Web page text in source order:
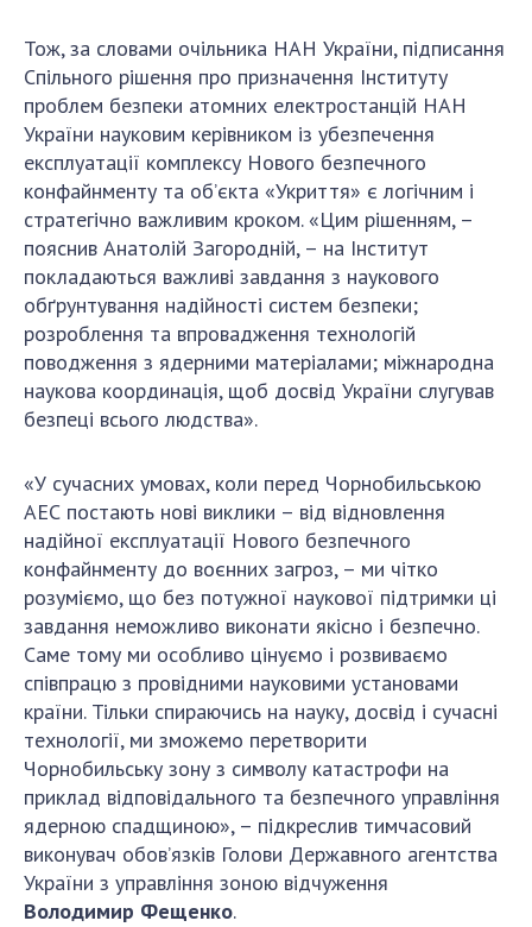
НОВИНИ
ЗАСІДАННЯ ПРЕЗИДІЇ НАН УКРАЇНИ
НАУКОВІ ВИДАННЯ
МЕДІА ПРО НАС
АКАДЕМІЯ КОМЕНТУЄ
КОНТАКТИ
ПРОФСПІЛКА НАН УКРАЇНИ
КАБІНЕТ
Тож, за словами очільника НАН України, підписання
Спільного рішення про призначення Інституту
проблем безпеки атомних електростанцій НАН
України науковим керівником із убезпечення
експлуатації комплексу Нового безпечного
конфайнменту та об’єкта «Укриття» є логічним і
стратегічно важливим кроком. «Цим рішенням, –
пояснив Анатолій Загородній, – на Інститут
покладаються важливі завдання з наукового
обґрунтування надійності систем безпеки;
розроблення та впровадження технологій
поводження з ядерними матеріалами; міжнародна
наукова координація, щоб досвід України слугував
безпеці всього людства».
«У сучасних умовах, коли перед Чорнобильською
АЕС постають нові виклики – від відновлення
надійної експлуатації Нового безпечного
конфайнменту до воєнних загроз, – ми чітко
розуміємо, що без потужної наукової підтримки ці
завдання неможливо виконати якісно і безпечно.
Саме тому ми особливо цінуємо і розвиваємо
співпрацю з провідними науковими установами
країни. Тільки спираючись на науку, досвід і сучасні
технології, ми зможемо перетворити
Чорнобильську зону з символу катастрофи на
приклад відповідального та безпечного управління
ядерною спадщиною», – підкреслив тимчасовий
виконувач обов’язків Голови Державного агентства
України з управління зоною відчуження
Володимир Фещенко.